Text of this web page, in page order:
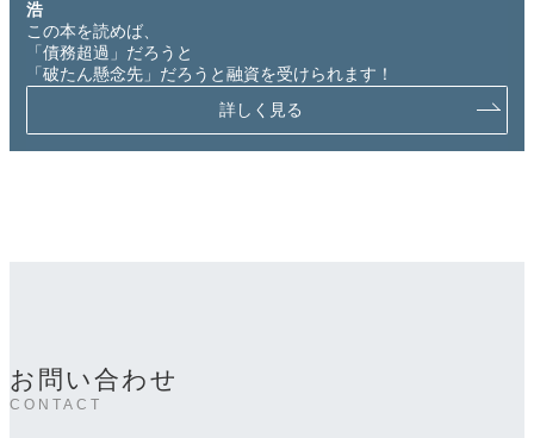
浩
この本を読めば、
「債務超過」だろうと
「破たん懸念先」だろうと融資を受けられます！
詳しく見る
お問い合わせ
CONTACT